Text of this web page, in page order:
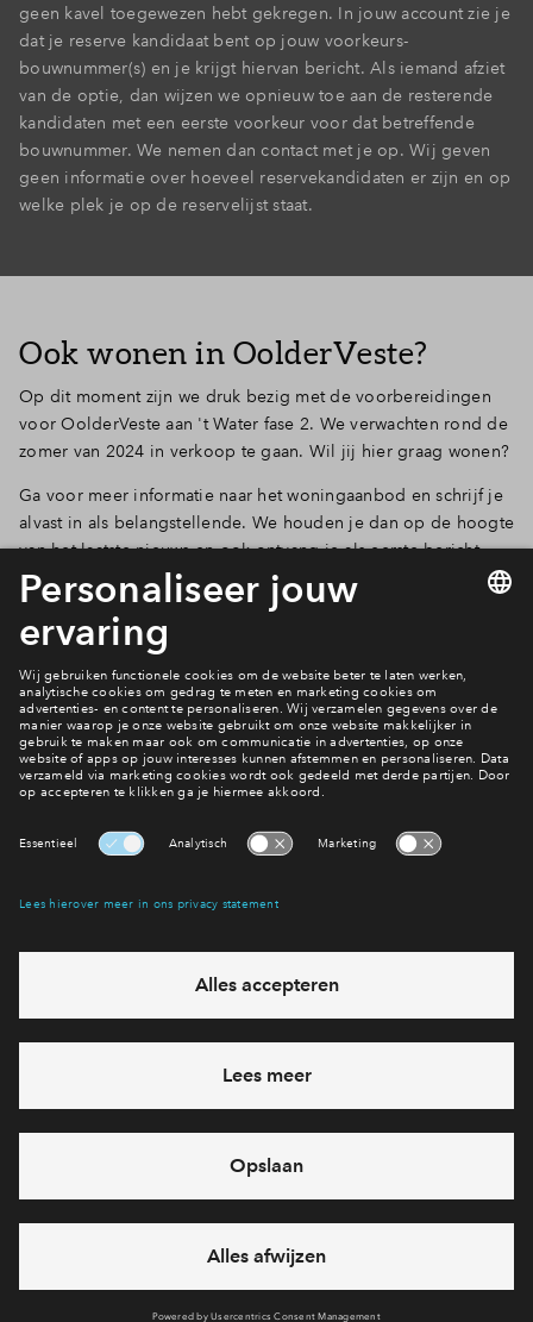
geen kavel toegewezen hebt gekregen. In jouw account zie je
dat je reserve kandidaat bent op jouw voorkeurs-
bouwnummer(s) en je krijgt hiervan bericht. Als iemand afziet
van de optie, dan wijzen we opnieuw toe aan de resterende
kandidaten met een eerste voorkeur voor dat betreffende
bouwnummer. We nemen dan contact met je op. Wij geven
geen informatie over hoeveel reservekandidaten er zijn en op
welke plek je op de reservelijst staat.
Ook wonen in OolderVeste?
Op dit moment zijn we druk bezig met de voorbereidingen
voor OolderVeste aan 't Water fase 2. We verwachten rond de
zomer van 2024 in verkoop te gaan. Wil jij hier graag wonen?
Ga voor meer informatie naar het woningaanbod en schrijf je
alvast in als belangstellende. We houden je dan op de hoogte
van het laatste nieuws en ook ontvang je als eerste bericht
zodra de verkoop start!
Bekijk woningaanbod
In OolderVeste wonen?
Bekijk woningaanbod
eventuele projecten
Ja, ik wil mij aanmelden
Heb je een vraag en wil je direct antwoord? Bel ons op088 -
71 22 968
6 dagen per week beschikbaar (behalve tijdens
feestdagen)
vandaag van 09:00 - 18:00 uur